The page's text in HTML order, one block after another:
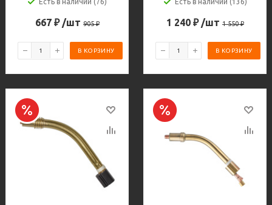
667 ₽ /шт 905₽
В КОРЗИНУ
1 240 ₽ /шт 1 550₽
В КОРЗИНУ